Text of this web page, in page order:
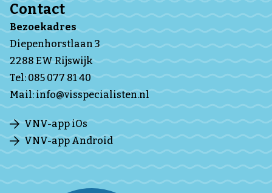
Contact
Bezoekadres
Diepenhorstlaan 3
2288 EW Rijswijk
Tel:085 077 81 40
Mail:info@visspecialisten.nl
VNV-app iOs
VNV-app Android